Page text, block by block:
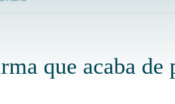
que acaba de